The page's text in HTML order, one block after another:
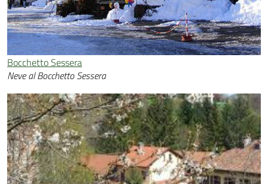
Bocchetto Sessera
Neve al Bocchetto Sessera